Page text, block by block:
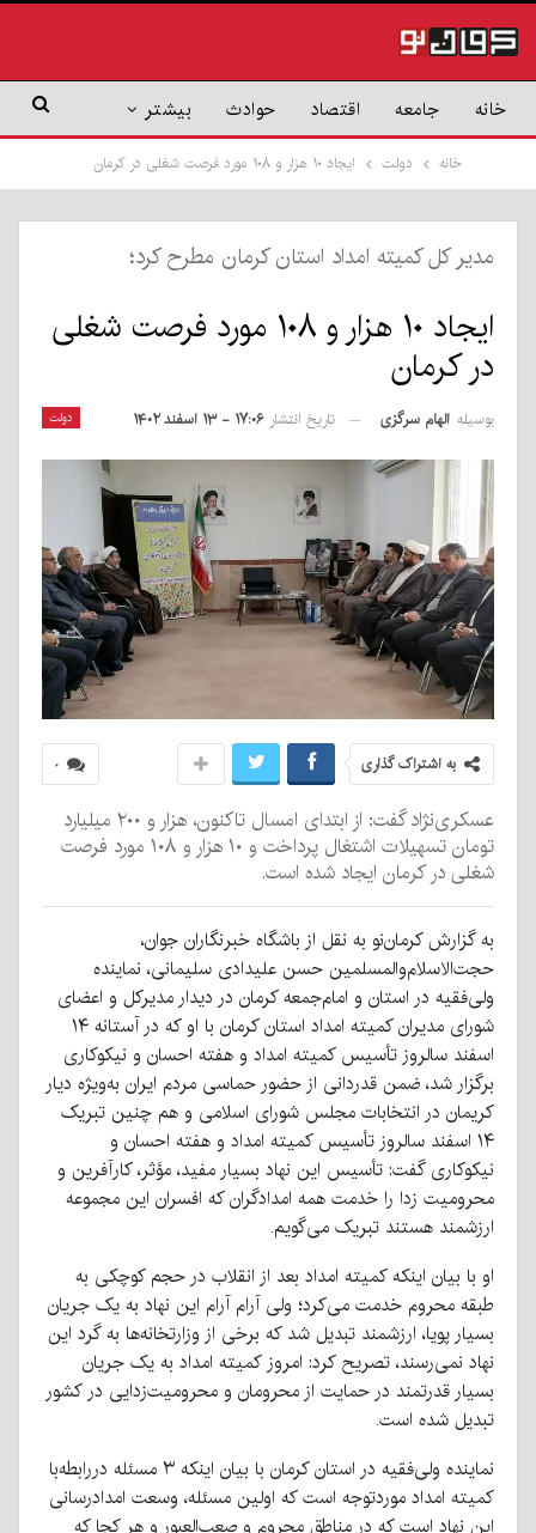
خانه جامعه اقتصاد حوادث بیشتر
خانه دولت ایجاد ۱۰ هزار و ۱۰۸ مورد فرصت شغلی در کرمان
مدیر کل کمیته امداد استان کرمان مطرح کرد؛
ایجاد ۱۰ هزار و ۱۰۸ مورد فرصت شغلی
در کرمان
دولت بوسیله الهام سرگزی تاریخ انتشار ۱۷:۰۶ - ۱۳ اسفند ۱۴۰۲
۰ به اشتراک گذاری
عسکری‌نژاد گفت: از ابتدای امسال تاکنون، هزار و ۲۰۰ میلیارد
تومان تسهیلات اشتغال پرداخت و ۱۰ هزار و ۱۰۸ مورد فرصت
شغلی در کرمان ایجاد شده است.
به گزارش کرمان‌نو به نقل از باشگاه خبرنگاران جوان،
حجت‌الاسلام‌والمسلمین حسن علیدادی سلیمانی، نماینده
ولی‌فقیه در استان و امام‌جمعه کرمان در دیدار مدیرکل و اعضای
شورای مدیران کمیته امداد استان کرمان با او که در آستانه ۱۴
اسفند سالروز تأسیس کمیته امداد و هفته احسان و نیکوکاری
برگزار شد، ضمن قدردانی از حضور حماسی مردم ایران به‌ویژه دیار
کریمان در انتخابات مجلس شورای اسلامی و هم چنین تبریک
۱۴ اسفند سالروز تأسیس کمیته امداد و هفته احسان و
نیکوکاری گفت: تأسیس این نهاد بسیار مفید، مؤثر، کارآفرین و
محرومیت زدا را خدمت همه امدادگران که افسران این مجموعه
ارزشمند هستند تبریک می‌گویم.
او با بیان اینکه کمیته امداد بعد از انقلاب در حجم کوچکی به
طبقه محروم خدمت می‌کرد؛ ولی آرام آرام این نهاد به یک جریان
بسیار پویا، ارزشمند تبدیل شد که برخی از وزارتخانه‌ها به گرد این
نهاد نمی‌رسند، تصریح کرد: امروز کمیته امداد به یک جریان
بسیار قدرتمند در حمایت از محرومان و محرومیت‌زدایی در کشور
تبدیل شده است.
نماینده ولی‌فقیه در استان کرمان با بیان اینکه ۳ مسئله دررابطه‌با
کمیته امداد موردتوجه است که اولین مسئله، وسعت امدادرسانی
این نهاد است که در مناطق محروم و صعب‌العبور و هر کجا که